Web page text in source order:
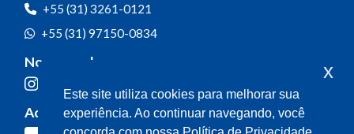
+55 (31) 3261-0121
+55 (31) 97150-0834
Nossas redes
Acompanhe o meu mandato
Este site utiliza cookies para melhorar sua
experiência. Ao continuar navegando, você
x